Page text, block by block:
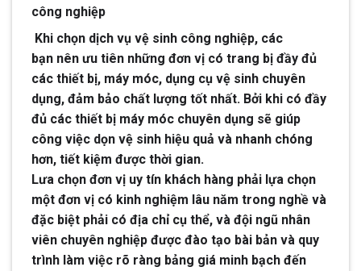
công nghiệp
Khi chọn dịch vụ vệ sinh công nghiệp, các
bạn nên ưu tiên những đơn vị có trang bị đầy đủ
các thiết bị, máy móc, dụng cụ vệ sinh chuyên
dụng, đảm bảo chất lượng tốt nhất. Bởi khi có đầy
đủ các thiết bị máy móc chuyên dụng sẽ giúp
công việc dọn vệ sinh hiệu quả và nhanh chóng
hơn, tiết kiệm được thời gian.
Lưa chọn đơn vị uy tín khách hàng phải lựa chọn
một đơn vị có kinh nghiệm lâu năm trong nghề và
đặc biệt phải có địa chỉ cụ thể, và đội ngũ nhân
viên chuyên nghiệp được đào tạo bài bản và quy
trình làm việc rõ ràng bảng giá minh bạch đến